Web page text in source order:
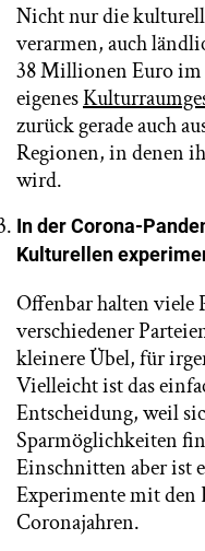
Nicht nur die
verarmen, auch
38 Millionen Euro im
eigenes
zurück gerade auch
Regionen, in denen
wird.
In der Corona-
Kulturellen
Offenbar halten
verschiedener
kleinere Übel, für
Vielleicht ist das
Entscheidung, weil
Sparmöglichkeiten
Einschnitten aber ist
Experimente mit
Coronajahren.